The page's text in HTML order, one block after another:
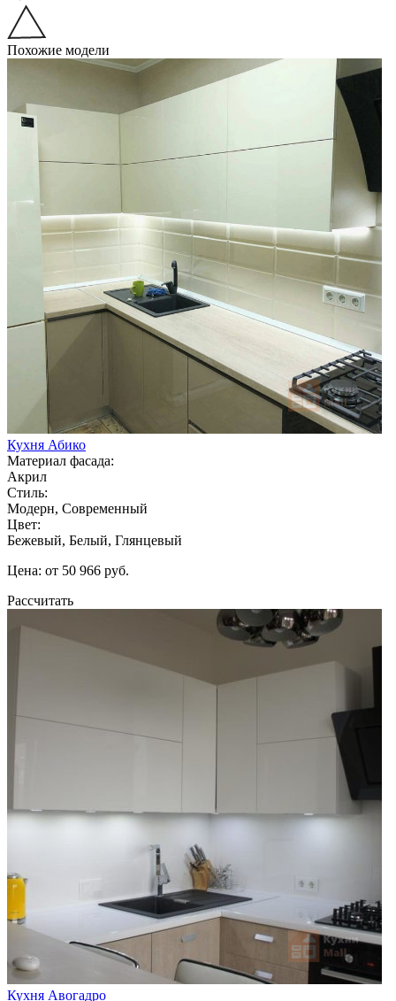
Похожие модели
Кухня Абико
Материал фасада:
Акрил
Стиль:
Модерн, Современный
Цвет:
Бежевый, Белый, Глянцевый
Цена: от 50 966 руб.
Рассчитать
Кухня Авогадро